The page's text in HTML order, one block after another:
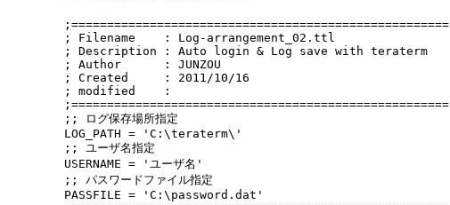
;=====================================================
; Filename    : Log-arrangement_02.ttl
; Description : Auto login & Log save with teraterm
; Author      : JUNZOU
; Created     : 2011/10/16
; modified    :
;=====================================================
;; ログ保存場所指定
LOG_PATH = 'C:\teraterm\'
;; ユーザ名指定
USERNAME = 'ユーザ名'
;; パスワードファイル指定
PASSFILE = 'C:\password.dat'